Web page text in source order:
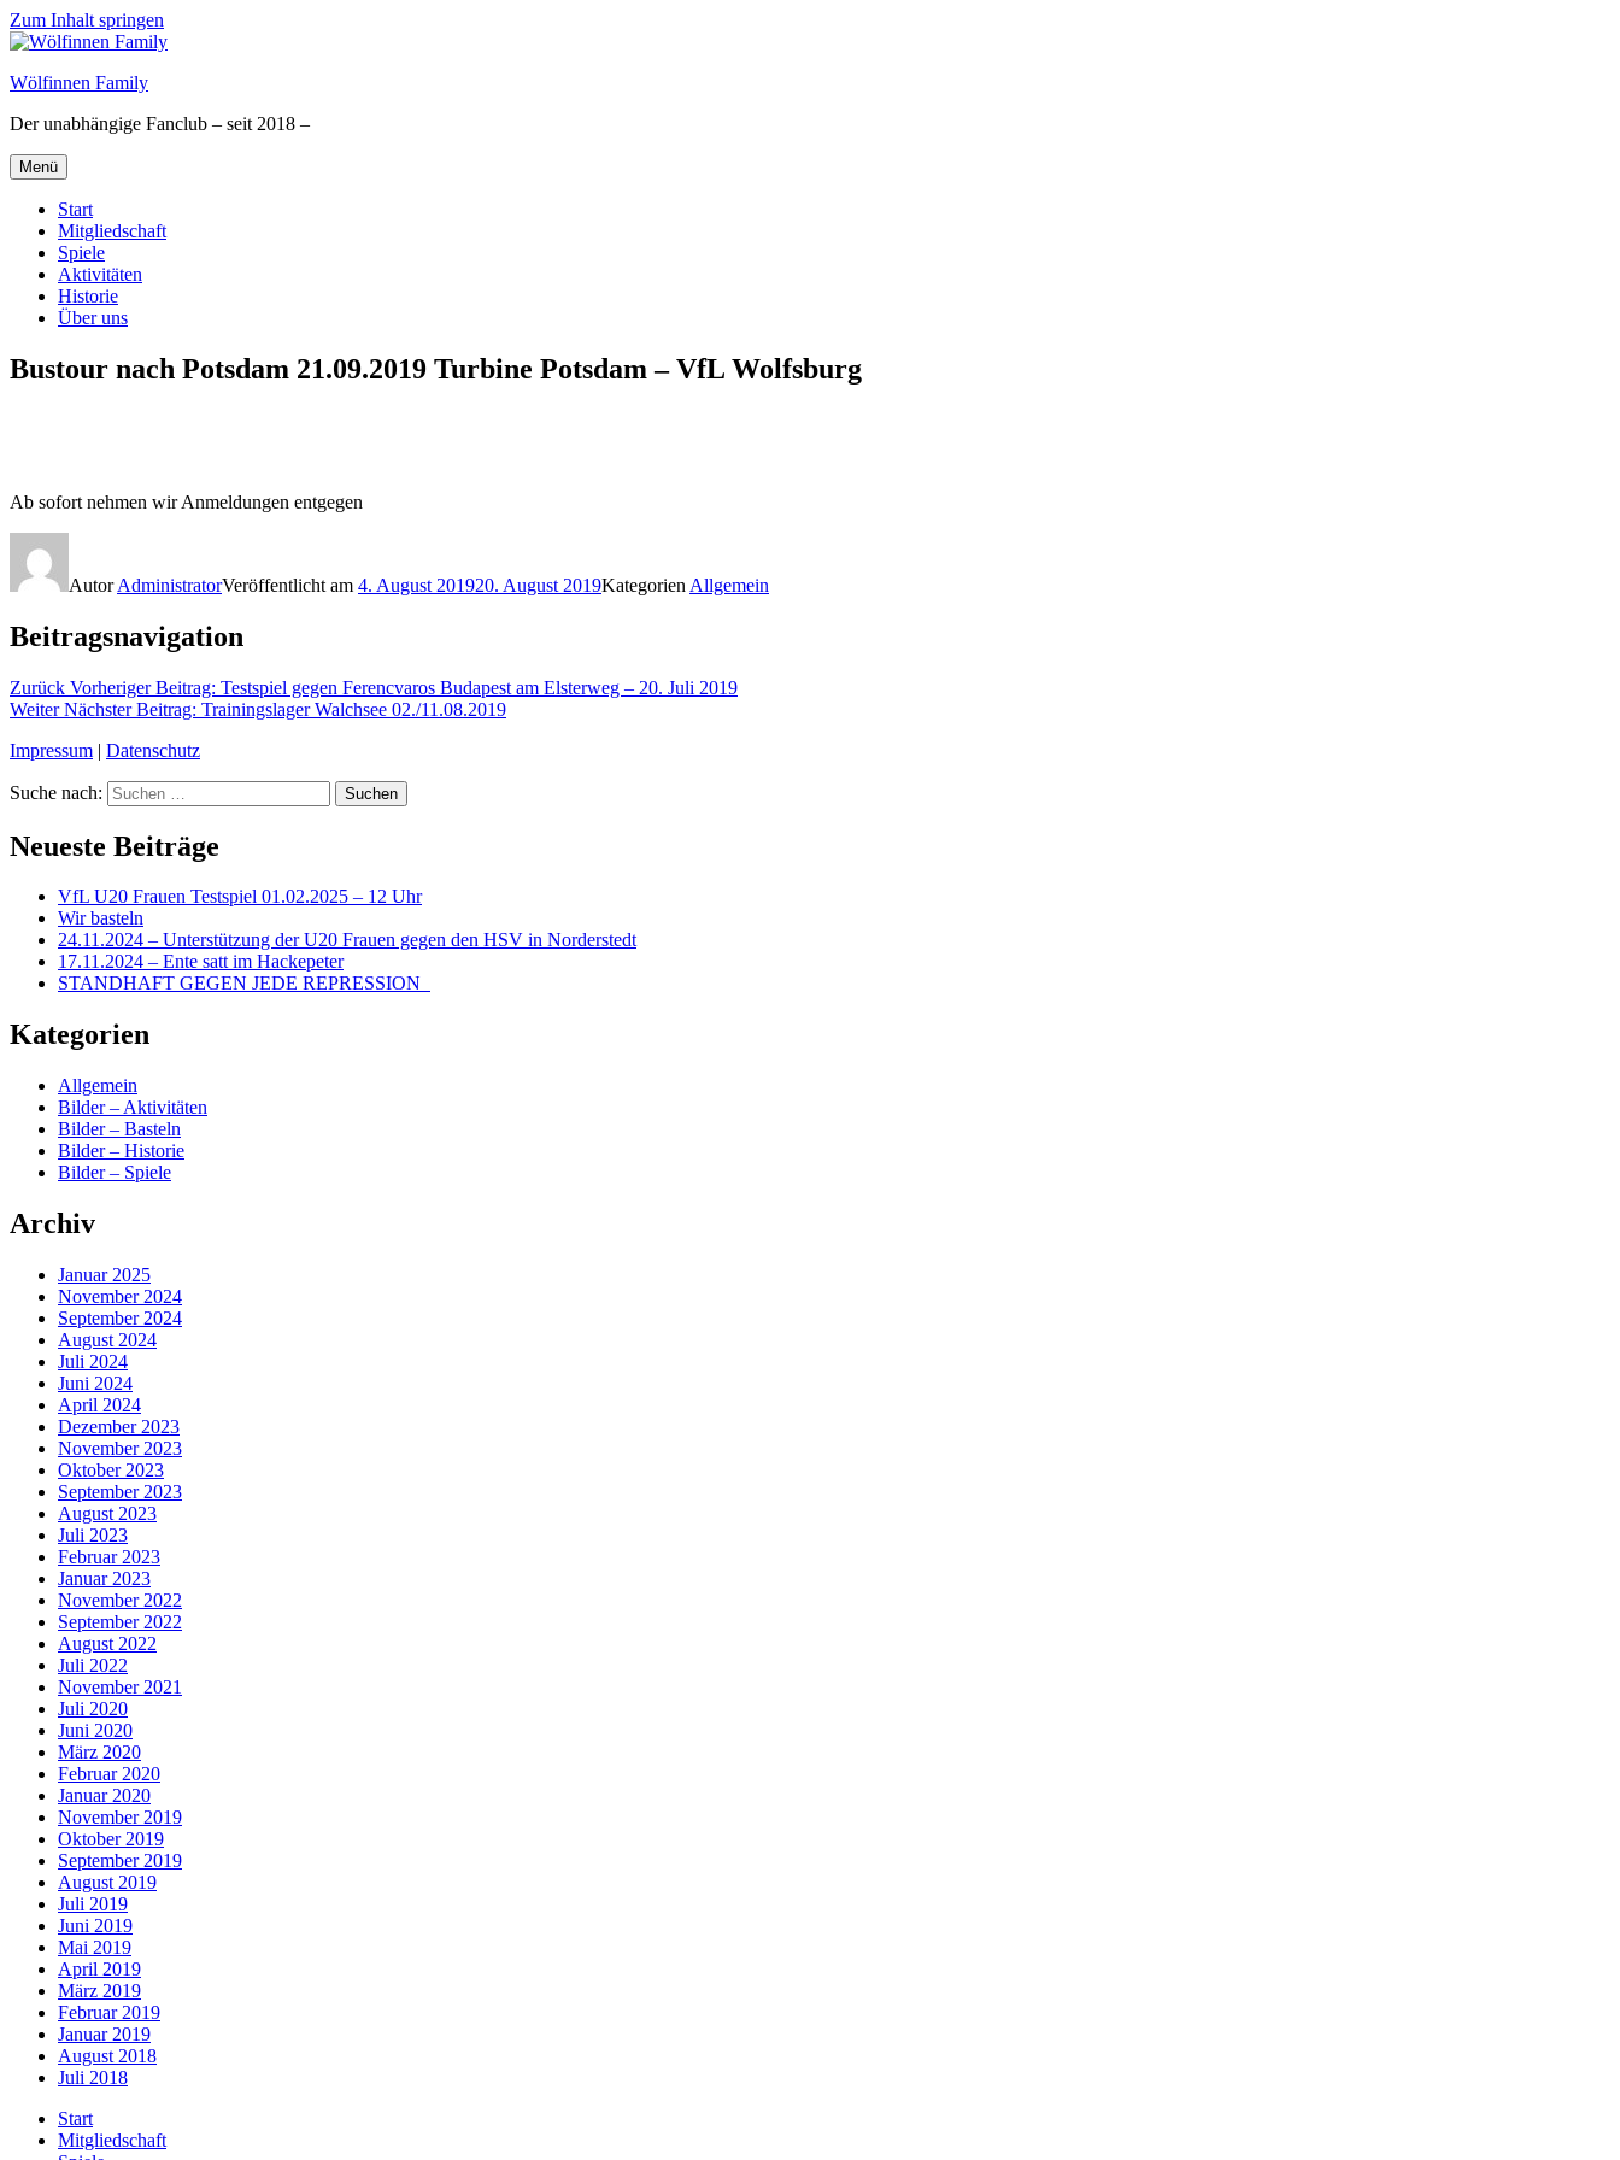
Zum Inhalt springen
Wölfinnen Family
Der unabhängige Fanclub – seit 2018 –
Menü
Start
Mitgliedschaft
Spiele
Aktivitäten
Historie
Über uns
Bustour nach Potsdam 21.09.2019 Turbine Potsdam – VfL Wolfsburg
Ab sofort nehmen wir Anmeldungen entgegen
AutorAdministratorVeröffentlicht am 4. August 201920. August 2019Kategorien Allgemein
Beitragsnavigation
Zurück Vorheriger Beitrag: Testspiel gegen Ferencvaros Budapest am Elsterweg – 20. Juli 2019
Weiter Nächster Beitrag: Trainingslager Walchsee 02./11.08.2019
Impressum | Datenschutz
Suche nach: Suchen
Neueste Beiträge
VfL U20 Frauen Testspiel 01.02.2025 – 12 Uhr
Wir basteln
24.11.2024 – Unterstützung der U20 Frauen gegen den HSV in Norderstedt
17.11.2024 – Ente satt im Hackepeter
STANDHAFT GEGEN JEDE REPRESSION
Kategorien
Allgemein
Bilder – Aktivitäten
Bilder – Basteln
Bilder – Historie
Bilder – Spiele
Archiv
Januar 2025
November 2024
September 2024
August 2024
Juli 2024
Juni 2024
April 2024
Dezember 2023
November 2023
Oktober 2023
September 2023
August 2023
Juli 2023
Februar 2023
Januar 2023
November 2022
September 2022
August 2022
Juli 2022
November 2021
Juli 2020
Juni 2020
März 2020
Februar 2020
Januar 2020
November 2019
Oktober 2019
September 2019
August 2019
Juli 2019
Juni 2019
Mai 2019
April 2019
März 2019
Februar 2019
Januar 2019
August 2018
Juli 2018
Start
Mitgliedschaft